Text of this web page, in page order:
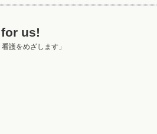
us!
護をめざします」